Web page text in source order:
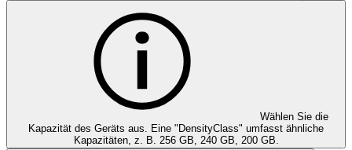
Wählen Sie die
Kapazität des Geräts aus. Eine "DensityClass" umfasst ähnliche
Kapazitäten, z. B. 256 GB, 240 GB, 200 GB.